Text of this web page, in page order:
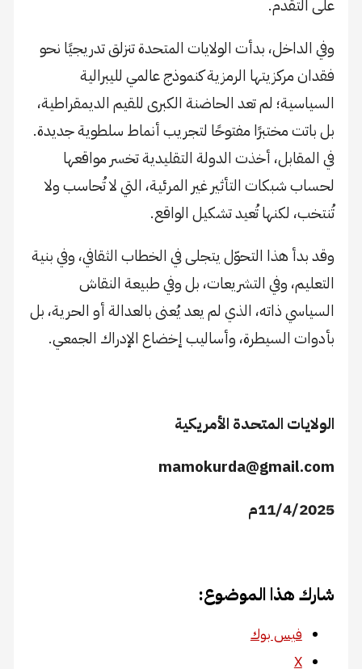
على التقدم.
وفي الداخل، بدأت الولايات المتحدة تنزلق تدريجيًا نحو
فقدان مركزيتها الرمزية كنموذج عالمي لليبرالية
السياسية؛ لم تعد الحاضنة الكبرى للقيم الديمقراطية،
بل باتت مختبرًا مفتوحًا لتجريب أنماط سلطوية جديدة.
في المقابل، أخذت الدولة التقليدية تخسر مواقعها
لحساب شبكات التأثير غير المرئية، التي لا تُحاسب ولا
تُنتخب، لكنها تُعيد تشكيل الواقع.
وقد بدأ هذا التحوّل يتجلى في الخطاب الثقافي، وفي بنية
التعليم، وفي التشريعات، بل وفي طبيعة النقاش
السياسي ذاته، الذي لم يعد يُعنى بالعدالة أو الحرية، بل
بأدوات السيطرة، وأساليب إخضاع الإدراك الجمعي.
الولايات المتحدة الأمريكية
mamokurda@gmail.com
11/4/2025م
شارك هذا الموضوع:
فيس بوك
X